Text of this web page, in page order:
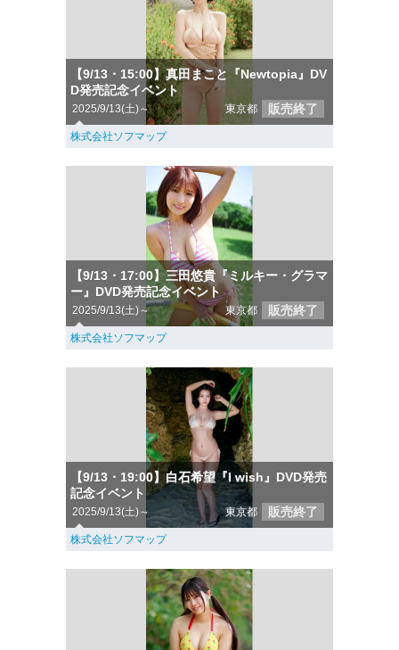
【9/13・15:00】真田まこと『Newtopia』DV
D発売記念イベント
2025/9/13(土)～ 東京都 販売終了
株式会社ソフマップ
【9/13・17:00】三田悠貴『ミルキー・グラマ
ー』DVD発売記念イベント
2025/9/13(土)～ 東京都 販売終了
株式会社ソフマップ
【9/13・19:00】白石希望『I wish』DVD発売
記念イベント
2025/9/13(土)～ 東京都 販売終了
株式会社ソフマップ